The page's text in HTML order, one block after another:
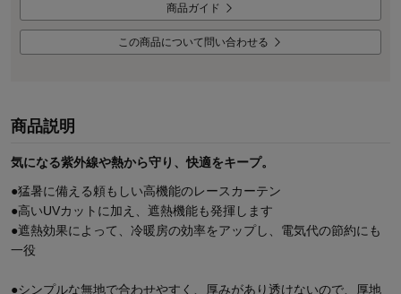
商品ガイド
この商品について問い合わせる
商品説明
気になる紫外線や熱から守り、快適をキープ。
●猛暑に備える頼もしい高機能のレースカーテン
●高いUVカットに加え、遮熱機能も発揮します
●遮熱効果によって、冷暖房の効率をアップし、電気代の節約にも
一役
●シンプルな無地で合わせやすく、厚みがあり透けないので、厚地